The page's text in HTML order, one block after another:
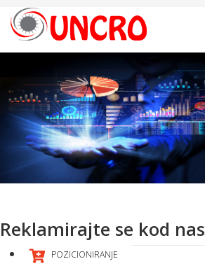
Reklamirajte se kod nas
POZICIONIRANJE